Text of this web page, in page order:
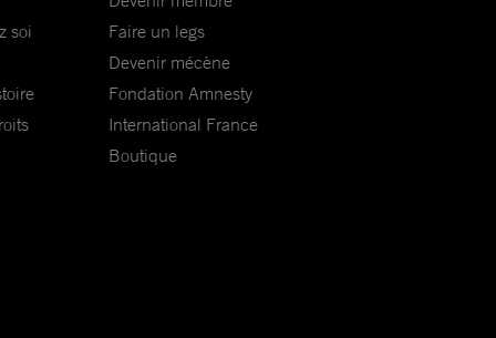
soi
Faire un legs
Devenir mécène
Fondation Amnesty
International France
Boutique